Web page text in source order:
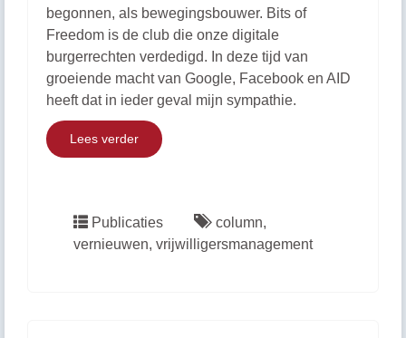
begonnen, als bewegingsbouwer. Bits of
Freedom is de club die onze digitale
burgerrechten verdedigd. In deze tijd van
groeiende macht van Google, Facebook en AID
heeft dat in ieder geval mijn sympathie.
Lees verder
Publicaties column,
vernieuwen, vrijwilligersmanagement